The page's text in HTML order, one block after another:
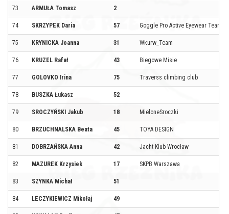
73 ARMUŁA Tomasz 2
74 SKRZYPEK Daria 57 Goggle Pro Active Eyewear Team
75 KRYNICKA Joanna 31 Wkurw_Team
76 KRUZEL Rafał 43 Biegowe Misie
77 GOLOVKO Irina 75 Traverss climbing club
78 BUSZKA Łukasz 52
79 SROCZYŃSKI Jakub 18 MieloneSroczki
80 BRZUCHNALSKA Beata 45 TOYA DESIGN
81 DOBRZAŃSKA Anna 42 Jacht Klub Wrocław
82 MAZUREK Krzysiek 17 SKPB Warszawa
83 SZYNKA Michał 51
84 LECZYKIEWICZ Mikołaj 49